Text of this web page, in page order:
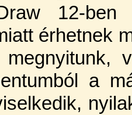
12-
érhetnek
megnyitunk,
a